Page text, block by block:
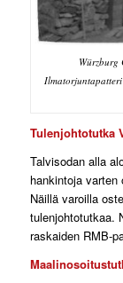
Würzburg
Tulenjohtotutka
Talvisodan alla
hankintoja
Näillä varoilla
tulenjohtotutkaa.
raskaiden RMB-